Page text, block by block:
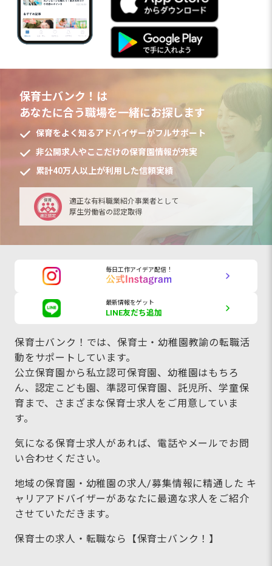
保育士バンク！は
あなたに合う職場を一緒にお探します
保育をよく知るアドバイザーがフルサポート
非公開求人やここだけの保育園情報が充実
累計40万人以上が利用した信頼実績
適正な有料職業紹介事業者として
厚生労働省の認定取得
毎日工作アイデア配信！
最新情報をゲット
LINE友だち追加
保育士バンク！では、保育士・幼稚園教諭の転職活
動をサポートしています。
公立保育園から私立認可保育園、幼稚園はもちろ
ん、認定こども園、準認可保育園、託児所、学童保
育まで、さまざまな保育士求人をご用意していま
す。
気になる保育士求人があれば、電話やメールでお問
い合わせください。
地域の保育園・幼稚園の求人/募集情報に精通した キ
ャリアアドバイザーがあなたに最適な求人をご紹介
させていただきます。
保育士の求人・転職なら【保育士バンク！】